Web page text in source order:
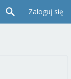
Zaloguj się